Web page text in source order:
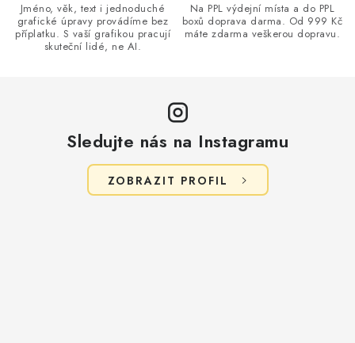
y
Jméno, věk, text i jednoduché
grafické úpravy provádíme bez
příplatku. S vaší grafikou pracují
skuteční lidé, ne AI.
Na PPL výdejní místa a do PPL
boxů doprava darma. Od 999 Kč
máte zdarma veškerou dopravu.
Sledujte nás na Instagramu
ZOBRAZIT PROFIL